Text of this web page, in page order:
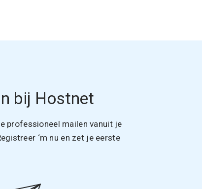
bij Hostnet
professioneel mailen vanuit je
‘m nu en zet je eerste